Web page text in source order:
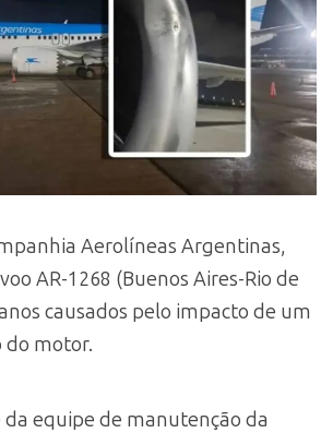
Aerolíneas Argentinas,
AR-1268 (Buenos Aires-Rio de
causados pelo impacto de um
do motor.
da equipe de manutenção da